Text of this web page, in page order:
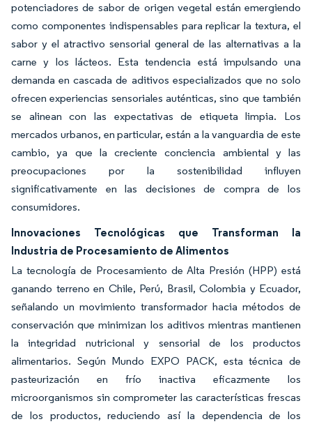
potenciadores de sabor de origen vegetal están emergiendo
como componentes indispensables para replicar la textura, el
sabor y el atractivo sensorial general de las alternativas a la
carne y los lácteos. Esta tendencia está impulsando una
demanda en cascada de aditivos especializados que no solo
ofrecen experiencias sensoriales auténticas, sino que también
se alinean con las expectativas de etiqueta limpia. Los
mercados urbanos, en particular, están a la vanguardia de este
cambio, ya que la creciente conciencia ambiental y las
preocupaciones por la sostenibilidad influyen
significativamente en las decisiones de compra de los
consumidores.
Innovaciones Tecnológicas que Transforman la
Industria de Procesamiento de Alimentos
La tecnología de Procesamiento de Alta Presión (HPP) está
ganando terreno en Chile, Perú, Brasil, Colombia y Ecuador,
señalando un movimiento transformador hacia métodos de
conservación que minimizan los aditivos mientras mantienen
la integridad nutricional y sensorial de los productos
alimentarios. Según Mundo EXPO PACK, esta técnica de
pasteurización en frío inactiva eficazmente los
microorganismos sin comprometer las características frescas
de los productos, reduciendo así la dependencia de los